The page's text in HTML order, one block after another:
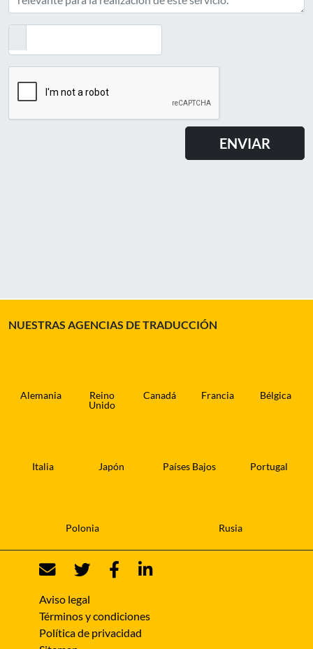
NUESTRAS AGENCIAS DE TRADUCCIÓN
Alemania
Reino
Unido
Canadá Francia Bélgica
Italia Japón Países Bajos Portugal
Polonia Rusia
Aviso legal
Términos y condiciones
Política de privacidad